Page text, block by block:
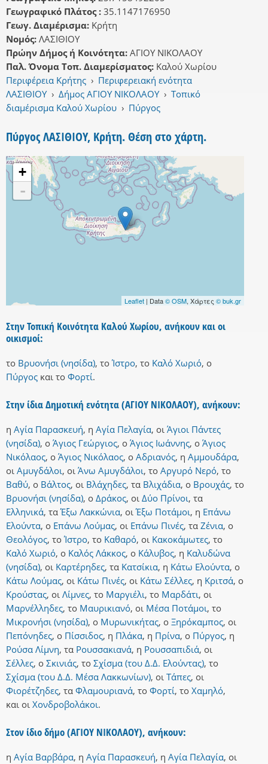
Γεωγραφικό Πλάτος : 35.1147176950
Γεωγ. Διαμέρισμα: Κρήτη
Νομός: ΛΑΣΙΘΙΟΥ
Πρώην Δήμος ή Κοινότητα: ΑΓΙΟΥ ΝΙΚΟΛΑΟΥ
Παλ. Όνομα Τοπ. Διαμερίσματος: Καλού Χωρίου
Περιφέρεια Κρήτης › Περιφερειακή ενότητα
ΛΑΣΙΘΙΟΥ › Δήμος ΑΓΙΟΥ ΝΙΚΟΛΑΟΥ › Τοπικό
διαμέρισμα Καλού Χωρίου › Πύργος
Πύργος ΛΑΣΙΘΙΟΥ, Κρήτη. Θέση στο χάρτη.
+
-
Leaflet | Data© OSM, Χάρτες © buk.gr
Στην Τοπική Κοινότητα Καλού Χωρίου, ανήκουν και οι
οικισμοί:
το Βρυονήσι (νησίδα), το Ίστρο, το Καλό Χωριό, ο
Πύργος και το Φορτί.
Στην ίδια Δημοτική ενότητα (ΑΓΙΟΥ ΝΙΚΟΛΑΟΥ), ανήκουν:
η Αγία Παρασκευή, η Αγία Πελαγία, οι Άγιοι Πάντες
(νησίδα), ο Άγιος Γεώργιος, ο Άγιος Ιωάννης, ο Άγιος
Νικόλαος, ο Άγιος Νικόλαος, ο Αδριανός, η Αμμουδάρα,
οι Αμυγδάλοι, οι Άνω Αμυγδάλοι, το Αργυρό Νερό, το
Βαθύ, ο Βάλτος, οι Βλάχηδες, τα Βλιχάδια, ο Βρουχάς, το
Βρυονήσι (νησίδα), ο Δράκος, οι Δύο Πρίνοι, τα
Ελληνικά, τα Έξω Λακκώνια, οι Έξω Ποτάμοι, η Επάνω
Ελούντα, ο Επάνω Λούμας, οι Επάνω Πινές, τα Ζένια, ο
Θεολόγος, το Ίστρο, το Καθαρό, οι Κακοκάμωτες, το
Καλό Χωριό, ο Καλός Λάκκος, ο Κάλυβος, η Καλυδώνα
(νησίδα), οι Καρτέρηδες, τα Κατσίκια, η Κάτω Ελούντα, ο
Κάτω Λούμας, οι Κάτω Πινές, οι Κάτω Σέλλες, η Κριτσά, ο
Κρούστας, οι Λίμνες, το Μαργιέλι, το Μαρδάτι, οι
Μαρνέλληδες, το Μαυρικιανό, οι Μέσα Ποτάμοι, το
Μικρονήσι (νησίδα), ο Μυρωνικήτας, ο Ξηρόκαμπος, οι
Πεπόνηδες, ο Πίσσιδος, η Πλάκα, η Πρίνα, ο Πύργος, η
Ρούσα Λίμνη, τα Ρουσσακιανά, η Ρουσσαπιδιά, οι
Σέλλες, ο Σκινιάς, το Σχίσμα (του Δ.Δ. Ελούντας), το
Σχίσμα (του Δ.Δ. Μέσα Λακκωνίων), οι Τάπες, οι
Φιορέτζηδες, τα Φλαμουριανά, το Φορτί, το Χαμηλό,
και οι Χονδροβολάκοι.
Στον ίδιο δήμο (ΑΓΙΟΥ ΝΙΚΟΛΑΟΥ), ανήκουν:
η Αγία Βαρβάρα, η Αγία Παρασκευή, η Αγία Πελαγία, οι